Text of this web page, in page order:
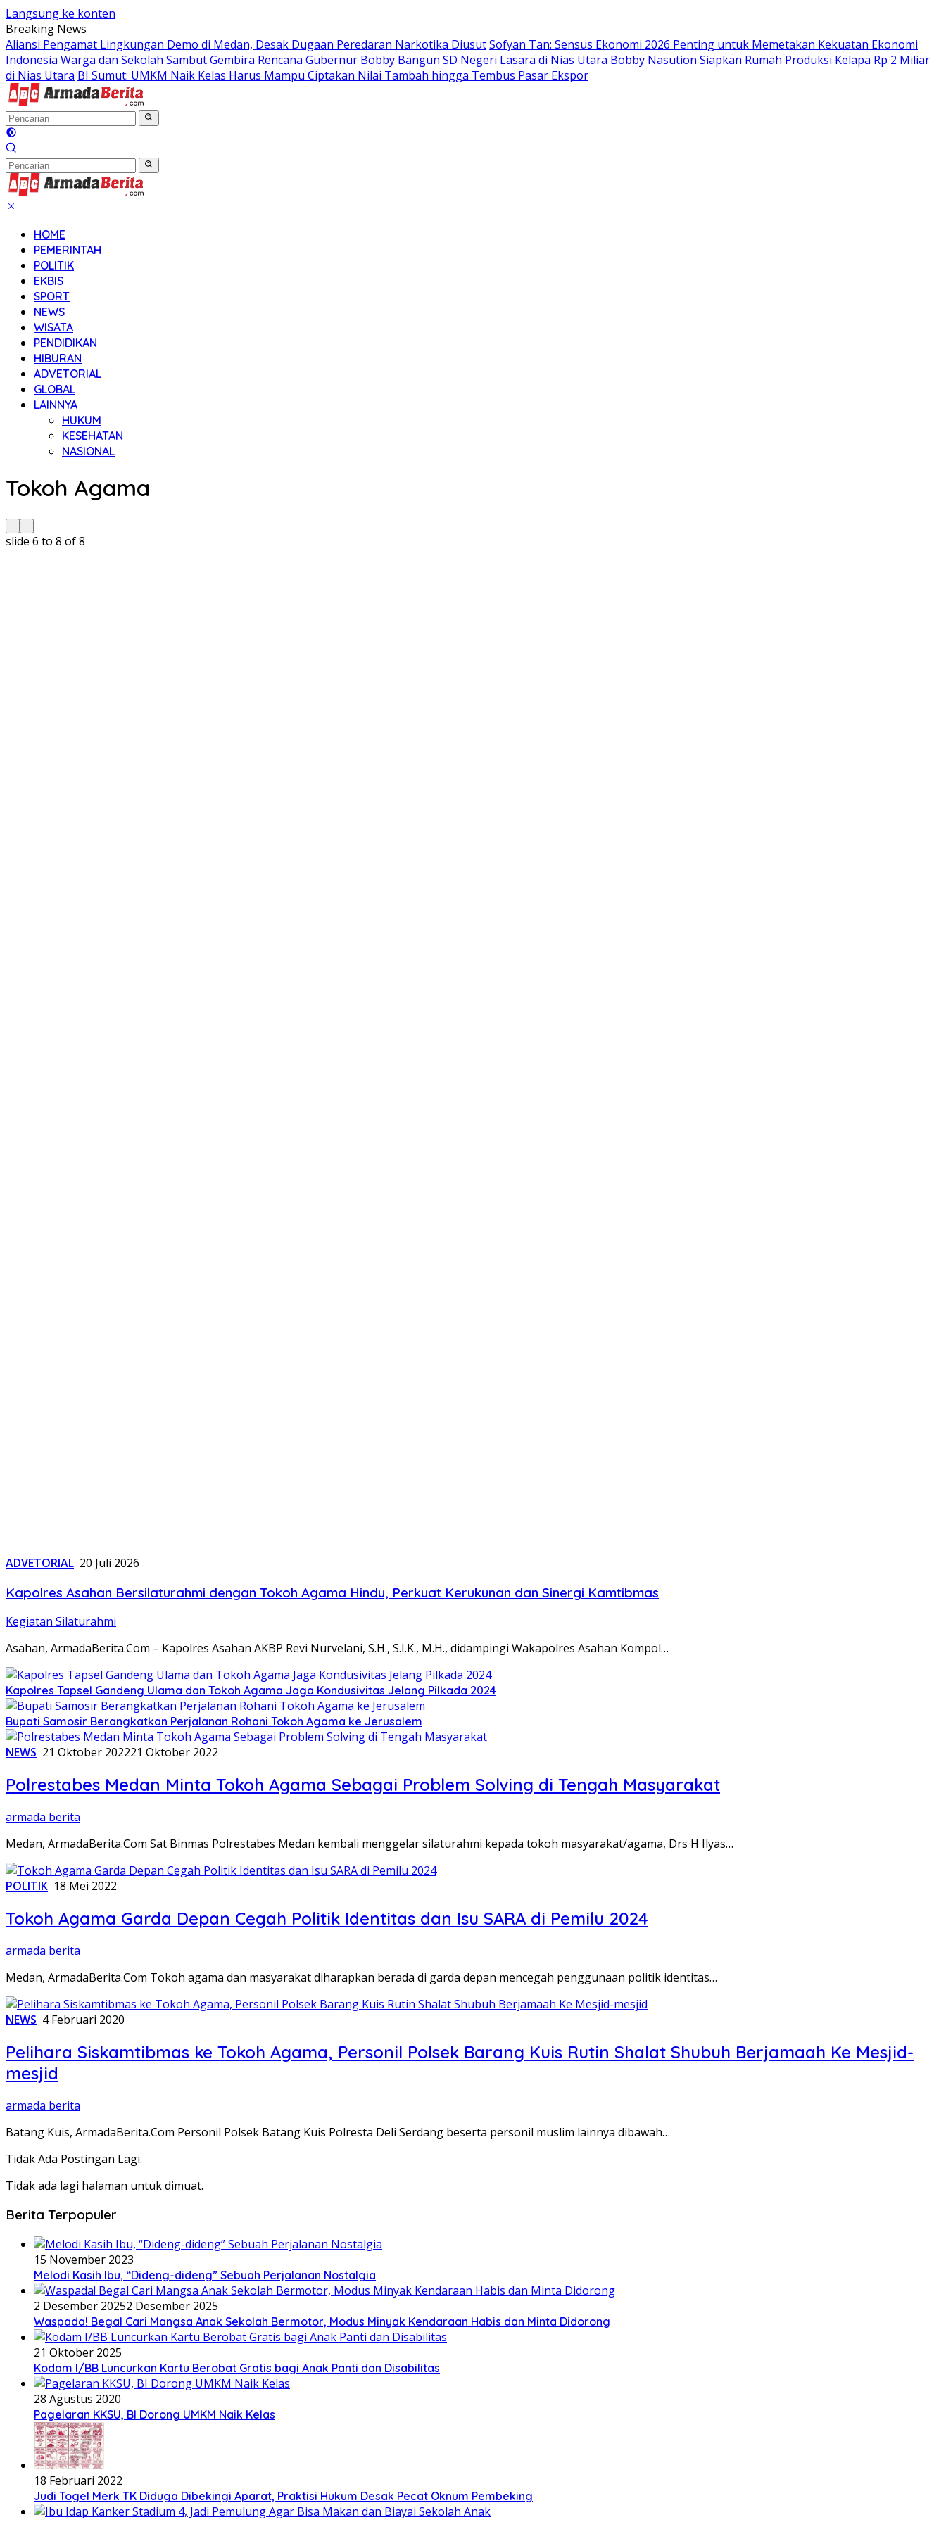
Langsung ke konten
Breaking News
Aliansi Pengamat Lingkungan Demo di Medan, Desak Dugaan Peredaran Narkotika DiusutSofyan Tan: Sensus Ekonomi 2026 Penting untuk Memetakan Kekuatan Ekonomi
Indonesia Warga dan Sekolah Sambut Gembira Rencana Gubernur Bobby Bangun SD Negeri Lasara di Nias Utara Bobby Nasution Siapkan Rumah Produksi Kelapa Rp 2 Miliar
di Nias Utara BI Sumut: UMKM Naik Kelas Harus Mampu Ciptakan Nilai Tambah hingga Tembus Pasar Ekspor
HOME
PEMERINTAH
POLITIK
EKBIS
SPORT
NEWS
WISATA
PENDIDIKAN
HIBURAN
ADVETORIAL
GLOBAL
LAINNYA
HUKUM
KESEHATAN
NASIONAL
Tokoh Agama
slide 6 to 8 of 8
ADVETORIAL 20 Juli 2026
Kapolres Asahan Bersilaturahmi dengan Tokoh Agama Hindu, Perkuat Kerukunan dan Sinergi Kamtibmas
Kegiatan Silaturahmi
Asahan, ArmadaBerita.Com – Kapolres Asahan AKBP Revi Nurvelani, S.H., S.I.K., M.H., didampingi Wakapolres Asahan Kompol…
Kapolres Tapsel Gandeng Ulama dan Tokoh Agama Jaga Kondusivitas Jelang Pilkada 2024
Bupati Samosir Berangkatkan Perjalanan Rohani Tokoh Agama ke Jerusalem
NEWS 21 Oktober 202221 Oktober 2022
Polrestabes Medan Minta Tokoh Agama Sebagai Problem Solving di Tengah Masyarakat
armada berita
Medan, ArmadaBerita.Com Sat Binmas Polrestabes Medan kembali menggelar silaturahmi kepada tokoh masyarakat/agama, Drs H Ilyas…
POLITIK 18 Mei 2022
Tokoh Agama Garda Depan Cegah Politik Identitas dan Isu SARA di Pemilu 2024
armada berita
Medan, ArmadaBerita.Com Tokoh agama dan masyarakat diharapkan berada di garda depan mencegah penggunaan politik identitas…
NEWS 4 Februari 2020
Pelihara Siskamtibmas ke Tokoh Agama, Personil Polsek Barang Kuis Rutin Shalat Shubuh Berjamaah Ke Mesjid-
mesjid
armada berita
Batang Kuis, ArmadaBerita.Com Personil Polsek Batang Kuis Polresta Deli Serdang beserta personil muslim lainnya dibawah…
Tidak Ada Postingan Lagi.
Tidak ada lagi halaman untuk dimuat.
Berita Terpopuler
15 November 2023
Melodi Kasih Ibu, “Dideng-dideng” Sebuah Perjalanan Nostalgia
2 Desember 20252 Desember 2025
Waspada! Begal Cari Mangsa Anak Sekolah Bermotor, Modus Minyak Kendaraan Habis dan Minta Didorong
21 Oktober 2025
Kodam I/BB Luncurkan Kartu Berobat Gratis bagi Anak Panti dan Disabilitas
28 Agustus 2020
Pagelaran KKSU, BI Dorong UMKM Naik Kelas
18 Februari 2022
Judi Togel Merk TK Diduga Dibekingi Aparat, Praktisi Hukum Desak Pecat Oknum Pembeking